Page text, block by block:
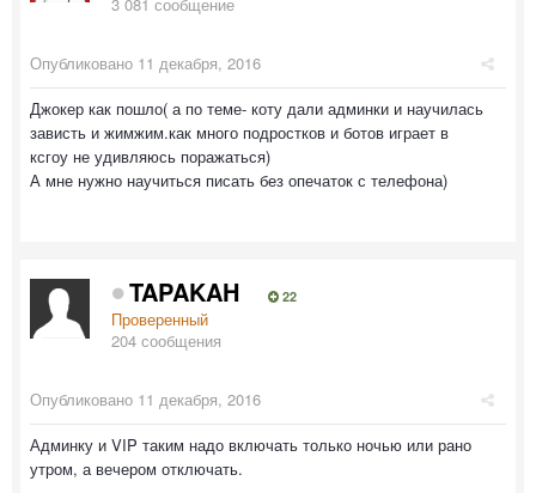
Опубликовано 11 декабря, 2016
Джокер как пошло( а по теме- коту дали админки и научилась
зависть и жимжим.как много подростков и ботов играет в
ксгоу не удивляюсь поражаться)
А мне нужно научиться писать без опечаток с телефона)
TAPAKAH 22
Проверенный
204 сообщения
Опубликовано 11 декабря, 2016
Админку и VIP таким надо включать только ночью или рано
утром, а вечером отключать.